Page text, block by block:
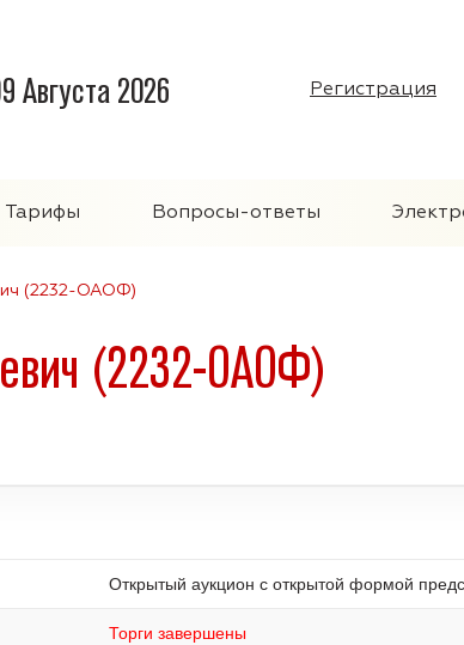
Августа 2026 Регистрация
Тарифы Вопросы-ответы
(2232-ОАОФ)
(2232-ОАОФ)
Открытый аукцион с открытой формой
Торги завершены